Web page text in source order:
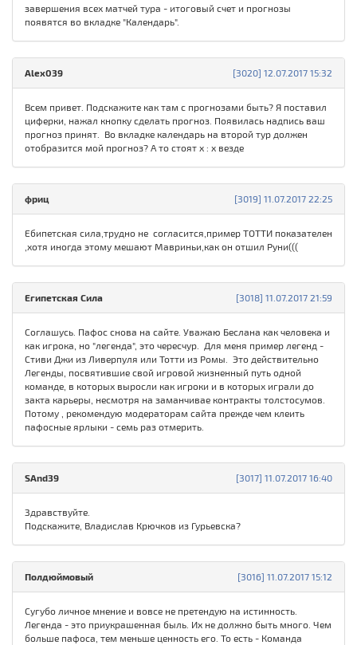
завершения всех матчей тура - итоговый счет и прогнозы
появятся во вкладке "Календарь".
[3020] 12.07.2017 15:32
Alex039
Всем привет. Подскажите как там с прогнозами быть? Я поставил
циферки, нажал кнопку сделать прогноз. Появилась надпись ваш
прогноз принят. Во вкладке календарь на второй тур должен
отобразится мой прогноз? А то стоят х : х везде
[3019] 11.07.2017 22:25
фриц
Ебипетская сила,трудно не согласится,пример ТОТТИ показателен
,хотя иногда этому мешают Мавриньи,как он отшил Руни(((
[3018] 11.07.2017 21:59
Египетская Сила
Соглашусь. Пафос снова на сайте. Уважаю Беслана как человека и
как игрока, но "легенда", это чересчур. Для меня пример легенд -
Стиви Джи из Ливерпуля или Тотти из Ромы. Это действительно
Легенды, посвятившие свой игровой жизненный путь одной
команде, в которых выросли как игроки и в которых играли до
закта карьеры, несмотря на заманчивае контракты толстосумов.
Потому , рекомендую модераторам сайта прежде чем клеить
пафосные ярлыки - семь раз отмерить.
[3017] 11.07.2017 16:40
SAnd39
Здравствуйте.
Подскажите, Владислав Крючков из Гурьевска?
[3016] 11.07.2017 15:12
Полдюймовый
Сугубо личное мнение и вовсе не претендую на истинность.
Легенда - это приукрашенная быль. Их не должно быть много. Чем
больше пафоса, тем меньше ценность его. То есть - Команда